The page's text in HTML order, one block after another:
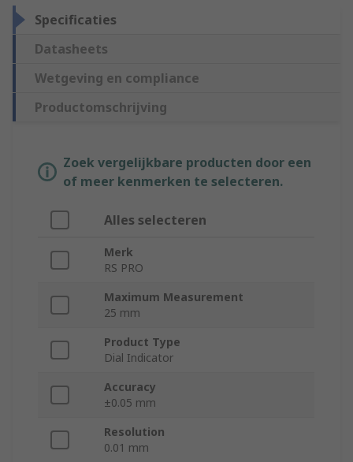
Specificaties
Datasheets
Wetgeving en compliance
Productomschrijving
Zoek vergelijkbare producten door een
of meer kenmerken te selecteren.
Alles selecteren
Merk
RS PRO
Maximum Measurement
25 mm
Product Type
Dial Indicator
Accuracy
±0.05 mm
Resolution
0.01 mm